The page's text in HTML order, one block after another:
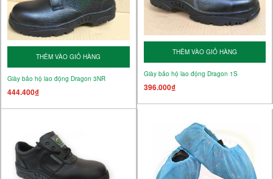
THÊM VÀO GIỎ HÀNG
Giày bảo hộ lao động Dragon 3NR
444.400₫
THÊM VÀO GIỎ HÀNG
Giày bảo hộ lao động Dragon 1S
396.000₫